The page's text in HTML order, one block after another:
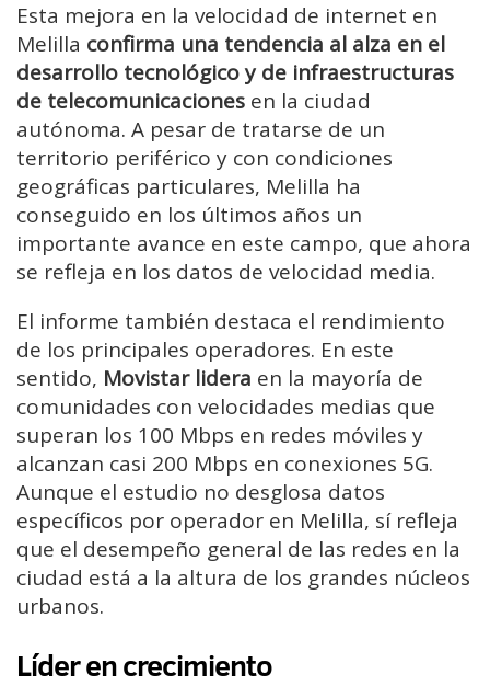
Esta mejora en la velocidad de internet en
Melilla confirma una tendencia al alza en el
desarrollo tecnológico y de infraestructuras
de telecomunicaciones en la ciudad
autónoma. A pesar de tratarse de un
territorio periférico y con condiciones
geográficas particulares, Melilla ha
conseguido en los últimos años un
importante avance en este campo, que ahora
se refleja en los datos de velocidad media.
El informe también destaca el rendimiento
de los principales operadores. En este
sentido, Movistar lidera en la mayoría de
comunidades con velocidades medias que
superan los 100 Mbps en redes móviles y
alcanzan casi 200 Mbps en conexiones 5G.
Aunque el estudio no desglosa datos
específicos por operador en Melilla, sí refleja
que el desempeño general de las redes en la
ciudad está a la altura de los grandes núcleos
urbanos.
Líder en crecimiento